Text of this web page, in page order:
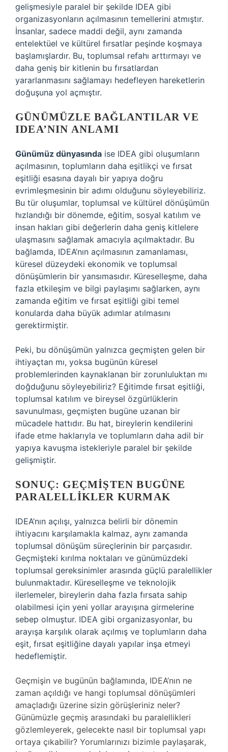
gelişmesiyle paralel bir şekilde IDEA gibi
organizasyonların açılmasının temellerini atmıştır.
İnsanlar, sadece maddi değil, aynı zamanda
entelektüel ve kültürel fırsatlar peşinde koşmaya
başlamışlardır. Bu, toplumsal refahı arttırmayı ve
daha geniş bir kitlenin bu fırsatlardan
yararlanmasını sağlamayı hedefleyen hareketlerin
doğuşuna yol açmıştır.
GÜNÜMÜZLE BAĞLANTILAR VE
IDEA’NIN ANLAMI
Günümüz dünyasında ise IDEA gibi oluşumların
açılmasının, toplumların daha eşitlikçi ve fırsat
eşitliği esasına dayalı bir yapıya doğru
evrimleşmesinin bir adımı olduğunu söyleyebiliriz.
Bu tür oluşumlar, toplumsal ve kültürel dönüşümün
hızlandığı bir dönemde, eğitim, sosyal katılım ve
insan hakları gibi değerlerin daha geniş kitlelere
ulaşmasını sağlamak amacıyla açılmaktadır. Bu
bağlamda, IDEA’nın açılmasının zamanlaması,
küresel düzeydeki ekonomik ve toplumsal
dönüşümlerin bir yansımasıdır. Küreselleşme, daha
fazla etkileşim ve bilgi paylaşımı sağlarken, aynı
zamanda eğitim ve fırsat eşitliği gibi temel
konularda daha büyük adımlar atılmasını
gerektirmiştir.
Peki, bu dönüşümün yalnızca geçmişten gelen bir
ihtiyaçtan mı, yoksa bugünün küresel
problemlerinden kaynaklanan bir zorunluluktan mı
doğduğunu söyleyebiliriz? Eğitimde fırsat eşitliği,
toplumsal katılım ve bireysel özgürlüklerin
savunulması, geçmişten bugüne uzanan bir
mücadele hattıdır. Bu hat, bireylerin kendilerini
ifade etme haklarıyla ve toplumların daha adil bir
yapıya kavuşma istekleriyle paralel bir şekilde
gelişmiştir.
SONUÇ: GEÇMIŞTEN BUGÜNE
PARALELLIKLER KURMAK
IDEA’nın açılışı, yalnızca belirli bir dönemin
ihtiyacını karşılamakla kalmaz, aynı zamanda
toplumsal dönüşüm süreçlerinin bir parçasıdır.
Geçmişteki kırılma noktaları ve günümüzdeki
toplumsal gereksinimler arasında güçlü paralellikler
bulunmaktadır. Küreselleşme ve teknolojik
ilerlemeler, bireylerin daha fazla fırsata sahip
olabilmesi için yeni yollar arayışına girmelerine
sebep olmuştur. IDEA gibi organizasyonlar, bu
arayışa karşılık olarak açılmış ve toplumların daha
eşit, fırsat eşitliğine dayalı yapılar inşa etmeyi
hedeflemiştir.
Geçmişin ve bugünün bağlamında, IDEA’nın ne
zaman açıldığı ve hangi toplumsal dönüşümleri
amaçladığı üzerine sizin görüşleriniz neler?
Günümüzle geçmiş arasındaki bu paralellikleri
gözlemleyerek, gelecekte nasıl bir toplumsal yapı
ortaya çıkabilir? Yorumlarınızı bizimle paylaşarak,